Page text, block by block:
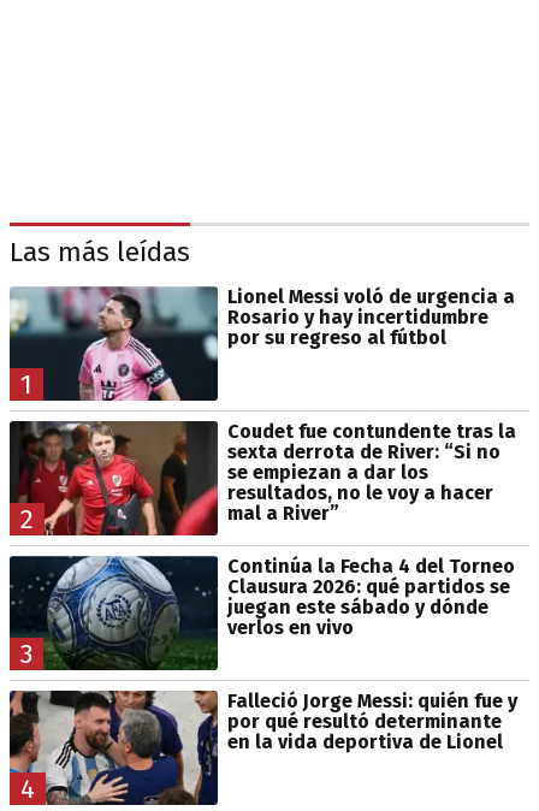
Las más leídas
1
Lionel Messi voló de urgencia a
Rosario y hay incertidumbre
por su regreso al fútbol
2
Coudet fue contundente tras la
sexta derrota de River: “Si no
se empiezan a dar los
resultados, no le voy a hacer
mal a River”
3
Continúa la Fecha 4 del Torneo
Clausura 2026: qué partidos se
juegan este sábado y dónde
verlos en vivo
4
Falleció Jorge Messi: quién fue y
por qué resultó determinante
en la vida deportiva de Lionel